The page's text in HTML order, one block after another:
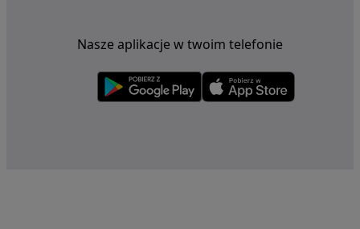
Nasze aplikacje w twoim telefonie